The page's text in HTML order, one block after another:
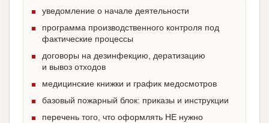
уведомление о начале деятельности
программа производственного контроля под
фактические процессы
договоры на дезинфекцию, дератизацию
и вывоз отходов
медицинские книжки и график медосмотров
базовый пожарный блок: приказы и инструкции
перечень того, что оформлять НЕ нужно